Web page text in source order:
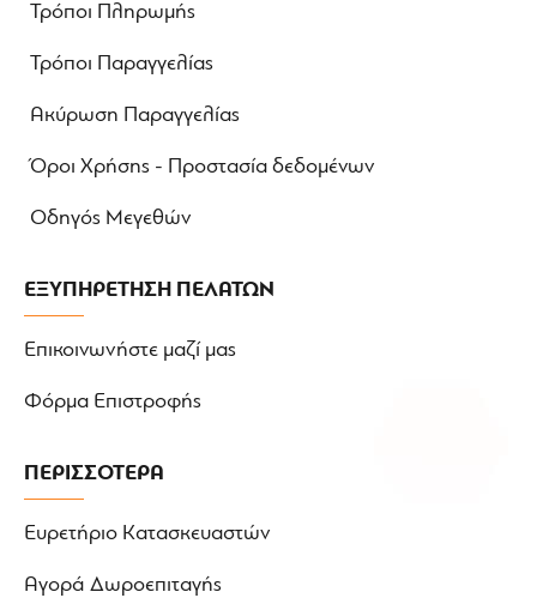
Τρόποι Πληρωμής
Τρόποι Παραγγελίας
Ακύρωση Παραγγελίας
Όροι Χρήσης - Προστασία δεδομένων
Οδηγός Μεγεθών
ΕΞΥΠΗΡΕΤΗΣΗ ΠΕΛΑΤΩΝ
Επικοινωνήστε μαζί μας
Φόρμα Επιστροφής
ΠΕΡΙΣΣΟΤΕΡΑ
Ευρετήριο Κατασκευαστών
Αγορά Δωροεπιταγής